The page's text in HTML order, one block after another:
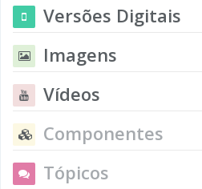
Versões Digitais
Imagens
Vídeos
Componentes
Tópicos